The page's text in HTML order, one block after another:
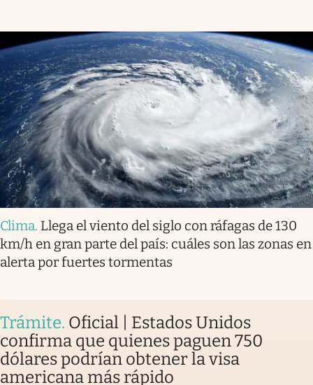
Clima. Llega el viento del siglo con ráfagas de 130
km/h en gran parte del país: cuáles son las zonas en
alerta por fuertes tormentas
Trámite. Oficial | Estados Unidos
confirma que quienes paguen 750
dólares podrían obtener la visa
americana más rápido